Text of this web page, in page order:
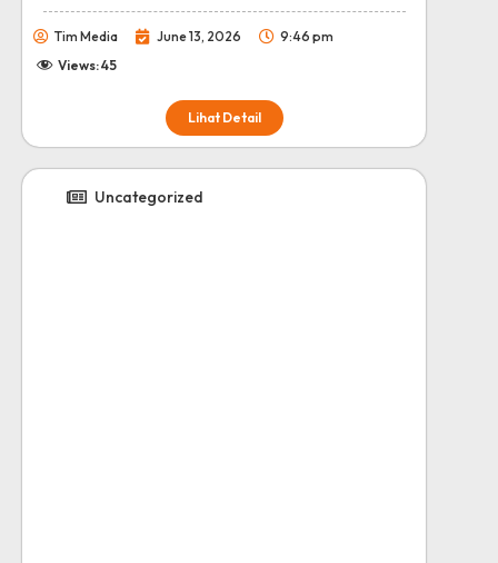
Tim Media June 13, 2026
9:46 pm
Views:45
Lihat Detail
Uncategorized